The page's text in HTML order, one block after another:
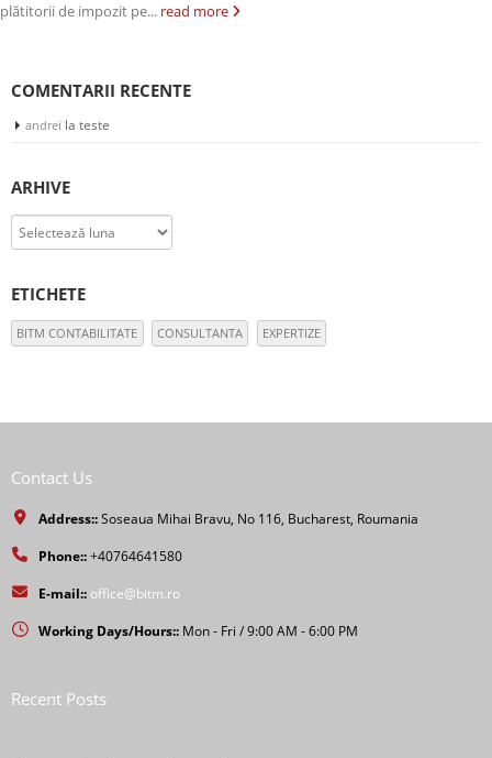
plătitorii de impozit pe... read more
COMENTARII RECENTE
andrei la teste
ARHIVE
Arhive
ETICHETE
BITM CONTABILITATE CONSULTANTA EXPERTIZE
Contact Us
Address::Soseaua Mihai Bravu, No 116, Bucharest, Roumania
Phone::+40764641580
E-mail:: office@bitm.ro
Working Days/Hours:: Mon - Fri / 9:00 AM - 6:00 PM
Recent Posts